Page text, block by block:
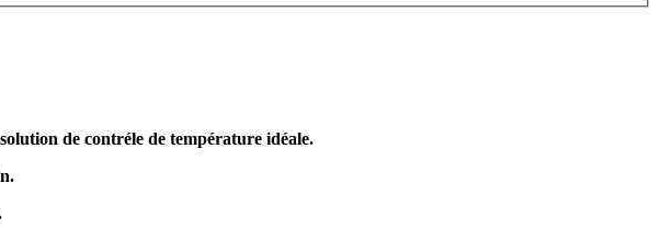
de contréle de température idéale.